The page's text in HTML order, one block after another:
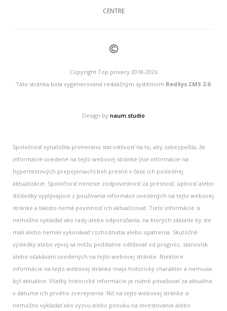
CENTRE
©
Copyright Top privacy 2018-2026
Táto stránka bola vygenerovaná redakčným systémom RedSys.CMS 2.0.
Design by naum.studio
Spoločnosť vynaložila primeranú starostlivosť na to, aby zabezpečila, že
informácie uvedené na tejto webovej stránke (nie informácie na
hypertextových prepojeniach) boli presné v čase ich poslednej
aktualizácie. Spoločnosť nenesie zodpovednosť za presnosť, úplnosť alebo
dôsledky vyplývajúce z používania informácií uvedených na tejto webovej
stránke a takisto nemá povinnosť ich aktualizovať. Tieto informácie si
nemožno vykladať ako rady alebo odporúčania, na ktorých základe by ste
mali alebo nemali vykonávať rozhodnutia alebo opatrenia. Skutočné
výsledky alebo vývoj sa môžu podstatne odlišovať od prognóz, stanovísk
alebo očakávaní uvedených na tejto webovej stránke. Niektoré
informácie na tejto webovej stránke majú historický charakter a nemusia
byť aktuálne. Všetky historické informácie je nutné považovať za aktuálne
v dátume ich prvého zverejnenia. Nič na tejto webovej stránke si
nemožno vykladať ako výzvu alebo ponuku na investovanie alebo